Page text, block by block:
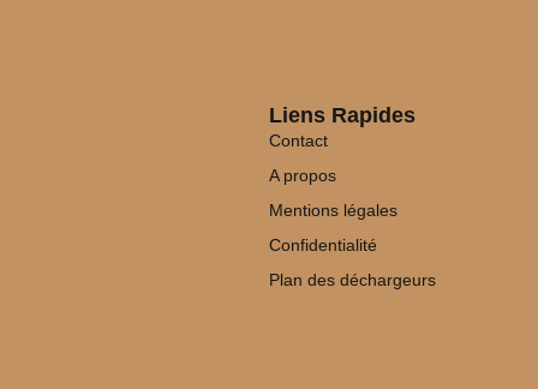
Liens Rapides
Contact
A propos
Mentions légales
Confidentialité
Plan des déchargeurs